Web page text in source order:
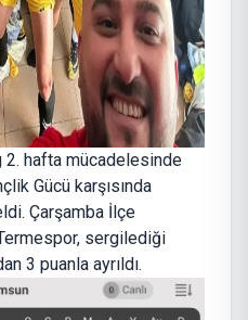
2. hafta mücadelesinde
Gücü karşısında
Çarşamba İlçe
sergilediği
3 puanla ayrıldı.